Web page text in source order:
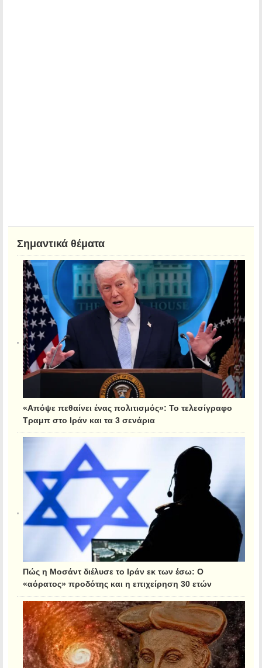
Σημαντικά θέματα
«Απόψε πεθαίνει ένας πολιτισμός»: Το τελεσίγραφο
Τραμπ στο Ιράν και τα 3 σενάρια
Πώς η Μοσάντ διέλυσε το Ιράν εκ των έσω: Ο
«αόρατος» προδότης και η επιχείρηση 30 ετών